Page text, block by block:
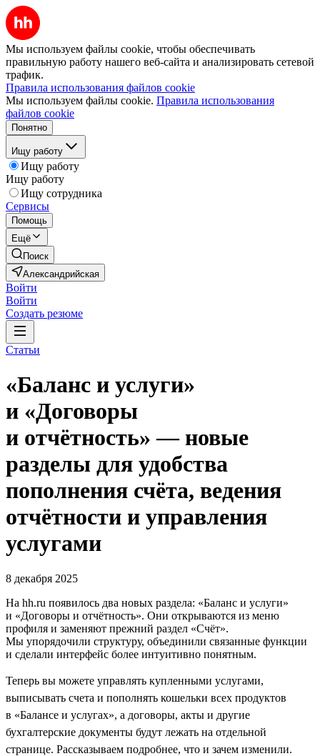
Мы используем файлы cookie, чтобы обеспечивать
правильную работу нашего веб-сайта и анализировать сетевой
трафик.
Правила использования файлов cookie
Мы используем файлы cookie. Правила использования
файлов cookie
Понятно
Ищу работу
Ищу работу
Ищу работу
Ищу сотрудника
Сервисы
Помощь
Ещё
Поиск
Александрийская
Войти
Войти
Создать резюме
Статьи
«Баланс и услуги»
и «Договоры
и отчётность» — новые
разделы для удобства
пополнения счёта, ведения
отчётности и управления
услугами
8 декабря 2025
На hh.ru появилось два новых раздела: «Баланс и услуги»
и «Договоры и отчётность». Они открываются из меню
профиля и заменяют прежний раздел «Счёт».
Мы упорядочили структуру, объединили связанные функции
и сделали интерфейс более интуитивно понятным.
Теперь вы можете управлять купленными услугами,
выписывать счета и пополнять кошельки всех продуктов
в «Балансе и услугах», а договоры, акты и другие
бухгалтерские документы будут лежать на отдельной
странице. Рассказываем подробнее, что и зачем изменили.